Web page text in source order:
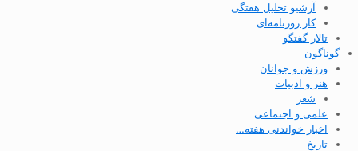
آرشیو تحلیل هفتگی
کار روزنامه‌ای
تالار گفتگو
گوناگون
ورزش و جوانان
هنر و ادبیات
شعر
علمی و اجتماعی
اخبار خواندنی هفته…
تاریخ